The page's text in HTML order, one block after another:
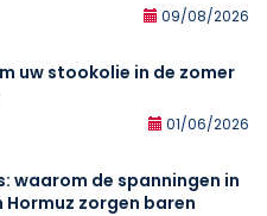
09/08/2026
uw stookolie in de zomer
01/06/2026
waarom de spanningen in
zorgen baren